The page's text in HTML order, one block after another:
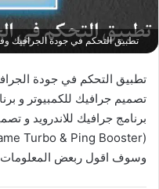
تطبيق التحكم في جودة الجرافيك
تطبيق التحكم في جودة
تصميم جرافيك للكمبيوتر و
برنامج جرافيك للاندرويد و
وسوف اقول ربعض